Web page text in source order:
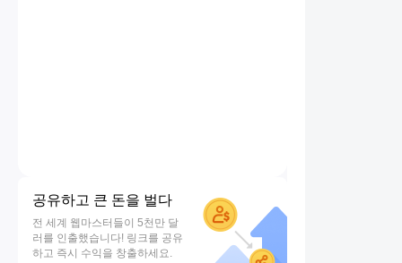
공유하고 큰 돈을 벌다
전 세계 웹마스터들이 5천만 달
러를 인출했습니다! 링크를 공유
하고 즉시 수익을 창출하세요.